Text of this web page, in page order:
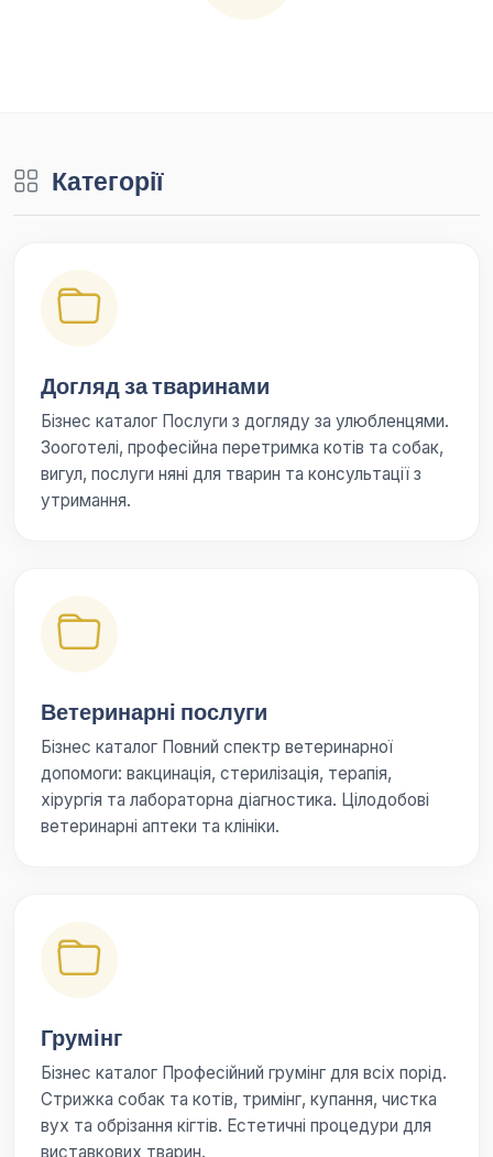
Категорії
Догляд за тваринами
Бізнес каталог Послуги з догляду за улюбленцями.
Зооготелі, професійна перетримка котів та собак,
вигул, послуги няні для тварин та консультації з
утримання.
Ветеринарні послуги
Бізнес каталог Повний спектр ветеринарної
допомоги: вакцинація, стерилізація, терапія,
хірургія та лабораторна діагностика. Цілодобові
ветеринарні аптеки та клініки.
Грумінг
Бізнес каталог Професійний грумінг для всіх порід.
Стрижка собак та котів, тримінг, купання, чистка
вух та обрізання кігтів. Естетичні процедури для
виставкових тварин.